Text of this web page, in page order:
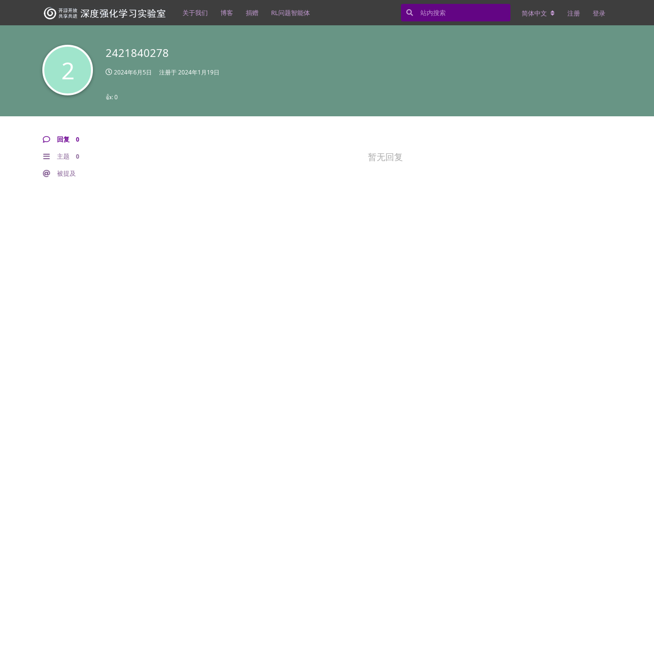
关于我们 博客 捐赠 RL问题智能体 简体中文 注册 登录
2
2421840278
2024年6月5日 注册于2024年1月19日
👍:0
回复 0
主题 0
被提及
暂无回复